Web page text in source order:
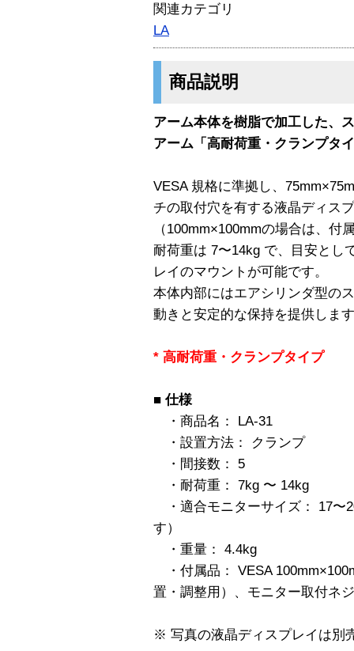
関連カテゴリ
LA
商品説明
アーム本体を樹脂で加工した、
アーム「高耐荷重・クランプタ
VESA 規格に準拠し、
チの取付穴を有する液晶ディス
（100mm×100mmの場合は、付
耐荷重は 7〜14kg で、目安とし
レイのマウントが可能です。
本体内部にはエアシリンダ型の
動きと安定的な保持を提供しま
* 高耐荷重・クランプタイプ
■仕様
・商品名： LA-31
・設置方法： クランプ
・間接数： 5
・耐荷重： 7kg 〜 14kg
・適合モニターサイズ： 17〜
す）
・重量： 4.4kg
・付属品： VESA
置・調整用）、モニター取付ネジ
※ 写真の液晶ディスプレイは別